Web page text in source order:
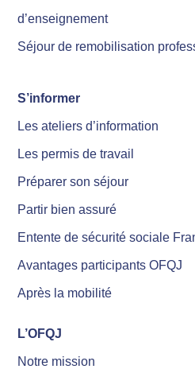
d’enseignement
Séjour de remobilisation
S’informer
Les ateliers d’information
Les permis de travail
Préparer son séjour
Partir bien assuré
Entente de sécurité sociale
Avantages participants OFQJ
Après la mobilité
L’OFQJ
Notre mission